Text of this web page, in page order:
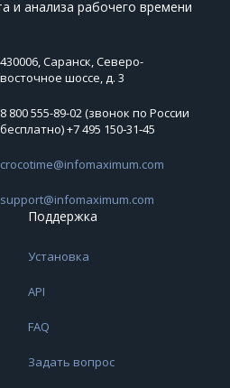
и анализа рабочего времени
430006, Саранск, Северо-
восточное шоссе, д. 3
8 800 555-89-02 (звонок по России
бесплатно) +7 495 150‑31‑45
crocotime@infomaximum.com
support@infomaximum.com
Поддержка
Установка
API
FAQ
Задать вопрос